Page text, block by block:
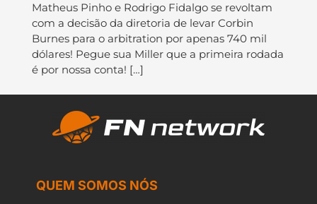
Matheus Pinho e Rodrigo Fidalgo se revoltam
com a decisão da diretoria de levar Corbin
Burnes para o arbitration por apenas 740 mil
dólares! Pegue sua Miller que a primeira rodada
é por nossa conta! […]
QUEM SOMOS NÓS